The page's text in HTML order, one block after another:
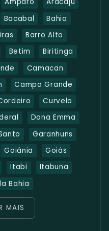
Bacabal
Bahia
Barro Alto
Betim
Biritinga
Camacan
Campo Grande
Curvelo
Dona Emma
Garanhuns
Goiânia
Goiás
Itabi
Itabuna
Bahia
MAIS